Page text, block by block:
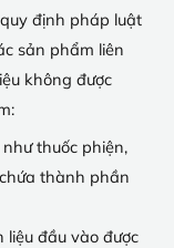
định pháp luật
sản phẩm liên
không được
thuốc phiện,
thành phần
đầu vào được